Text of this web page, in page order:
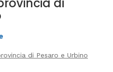
di Pesaro e Urbino